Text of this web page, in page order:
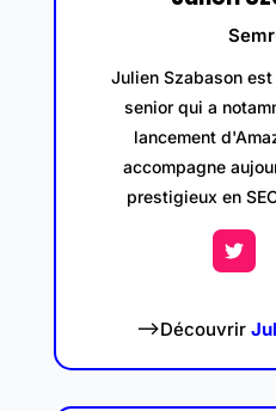
Julien Szabason
senior qui a
lancement
accompagne
prestigieux en
–>Découvrir